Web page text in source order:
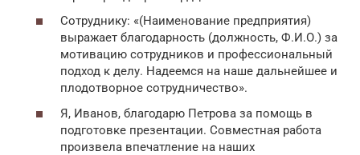
Сотруднику: «(Наименование предприятия)
выражает благодарность (должность, Ф.И.О.) за
мотивацию сотрудников и профессиональный
подход к делу. Надеемся на наше дальнейшее и
плодотворное сотрудничество».
Я, Иванов, благодарю Петрова за помощь в
подготовке презентации. Совместная работа
произвела впечатление на наших